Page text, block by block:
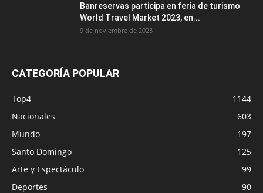
Banreservas participa en feria de turismo
World Travel Market 2023, en...
9 de noviembre de 2023
CATEGORÍA POPULAR
Top4
1144
Nacionales
603
Mundo
197
Santo Domingo
125
Arte y Espectáculo
99
Deportes
90